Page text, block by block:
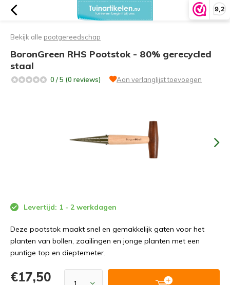
9,2
Bekijk alle pootgereedschap
BoronGreen RHS Pootstok - 80% gerecycled
staal
0 / 5 (0 reviews) Aan verlanglijst toevoegen
Levertijd: 1 - 2 werkdagen
Deze pootstok maakt snel en gemakkelijk gaten voor het
planten van bollen, zaailingen en jonge planten met een
puntige top en dieptemeter.
€17,50